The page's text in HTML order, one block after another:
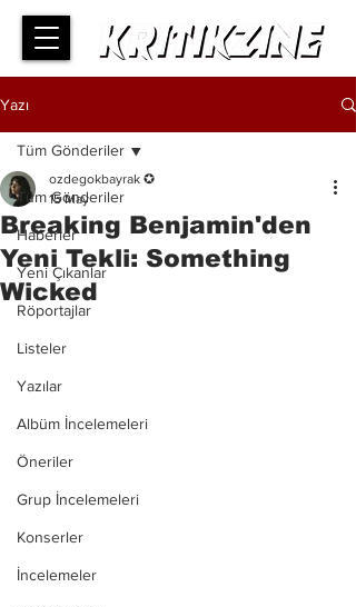
Yazı
Tüm Gönderiler
Haberler
Yeni Çıkanlar
Röportajlar
Listeler
Yazılar
Albüm İncelemeleri
Öneriler
Grup İncelemeleri
Konserler
İncelemeler
Tüm Gönderiler
Breaking Benjamin'den
Yeni Tekli: Something
Wicked
ozdegokbayrak ✪
15 May